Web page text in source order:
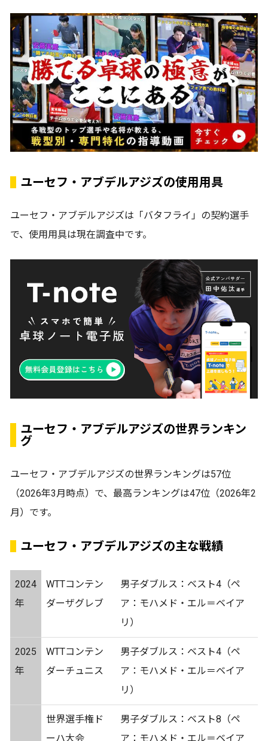
ユーセフ・アブデルアジズの使用用具
ユーセフ・アブデルアジズは「バタフライ」の契約選手
で、使用用具は現在調査中です。
ユーセフ・アブデルアジズの世界ランキン
グ
ユーセフ・アブデルアジズの世界ランキングは57位
（2026年3月時点）で、最高ランキングは47位（2026年2
月）です。
ユーセフ・アブデルアジズの主な戦績
2024
年
WTTコンテン
ダーザグレブ
男子ダブルス：ベスト4（ペ
ア：モハメド・エル＝ベイア
リ）
2025
年
WTTコンテン
ダーチュニス
男子ダブルス：ベスト4（ペ
ア：モハメド・エル＝ベイア
リ）
世界選手権ド
ーハ大会
男子ダブルス：ベスト8（ペ
ア：モハメド・エル＝ベイア